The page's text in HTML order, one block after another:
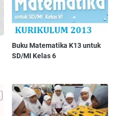
Buku Matematika K13 untuk
SD/MI Kelas 6